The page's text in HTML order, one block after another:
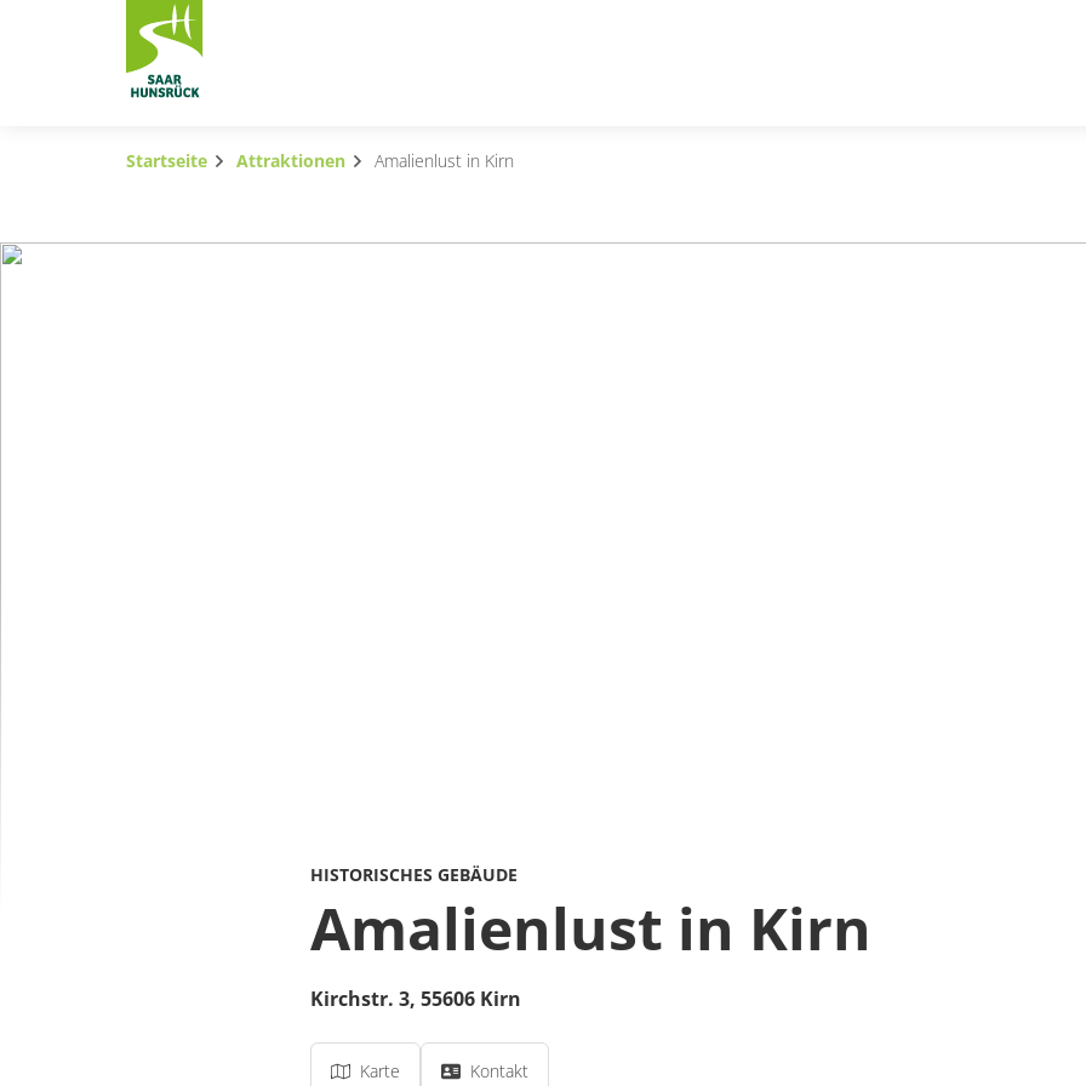
Zum Hauptinhalt springen
Subnavigation umschalten
Startseite Attraktionen Amalienlust in Kirn
HISTORISCHES GEBÄUDE
Amalienlust in Kirn
Kirchstr. 3, 55606 Kirn
Karte Kontakt